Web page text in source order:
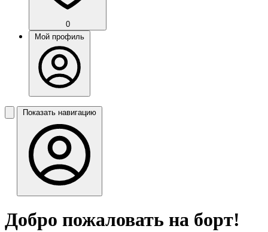
0
Мой профиль
Показать навигацию
Добро пожаловать на борт!